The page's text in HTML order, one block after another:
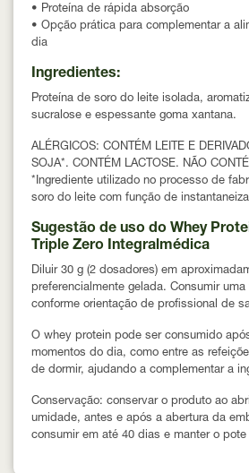
• Proteína de rápida absorção
• Opção prática para complementar a
dia
Ingredientes:
Proteína de soro do leite isolada,
sucralose e espessante goma xantana.
ALÉRGICOS: CONTÉM LEITE E
SOJA*. CONTÉM LACTOSE. NÃO
*Ingrediente utilizado no processo de
soro do leite com função de
Sugestão de uso do Whey
Triple Zero Integralmédica
Diluir 30 g (2 dosadores) em
preferencialmente gelada. Consumir uma
conforme orientação de profissional de
O whey protein pode ser consumido
momentos do dia, como entre as
de dormir, ajudando a complementar a
Conservação: conservar o produto ao
umidade, antes e após a abertura da
consumir em até 40 dias e manter o